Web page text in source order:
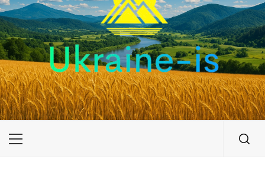
UKRAINE-IS
ПОДОРОЖI ПО УКРАЇНІ
Primary